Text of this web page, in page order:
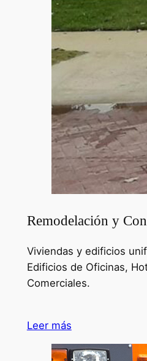
Remodelación y
Viviendas y edificios
Edificios de Oficinas,
Comerciales.
Leer más